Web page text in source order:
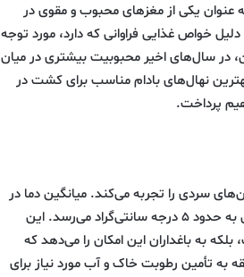
عنوان یکی از مغزهای محبوب و مقوی در
خواص غذایی فراوانی که دارد، مورد توجه
در سال‌های اخیر محبوبیت بیشتری در میان
نهال‌های بادام مناسب برای کشت در
پرداخت.
سردی را تجربه می‌کند. میانگین دما در
این منطقه در فصل تابستان به حدود ۳۰ درجه سانتی‌گراد و در فصل زمستان به حدود ۵ درجه سانتی‌گراد می‌رسد. این
به باغداران این امکان را می‌دهد که
به تأمین رطوبت خاک و آب مورد نیاز برای